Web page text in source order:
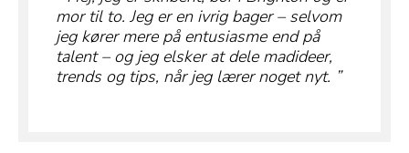
mor til to. Jeg er en ivrig bager – selvom
jeg kører mere på entusiasme end på
talent – og jeg elsker at dele madideer,
trends og tips, når jeg lærer noget nyt.